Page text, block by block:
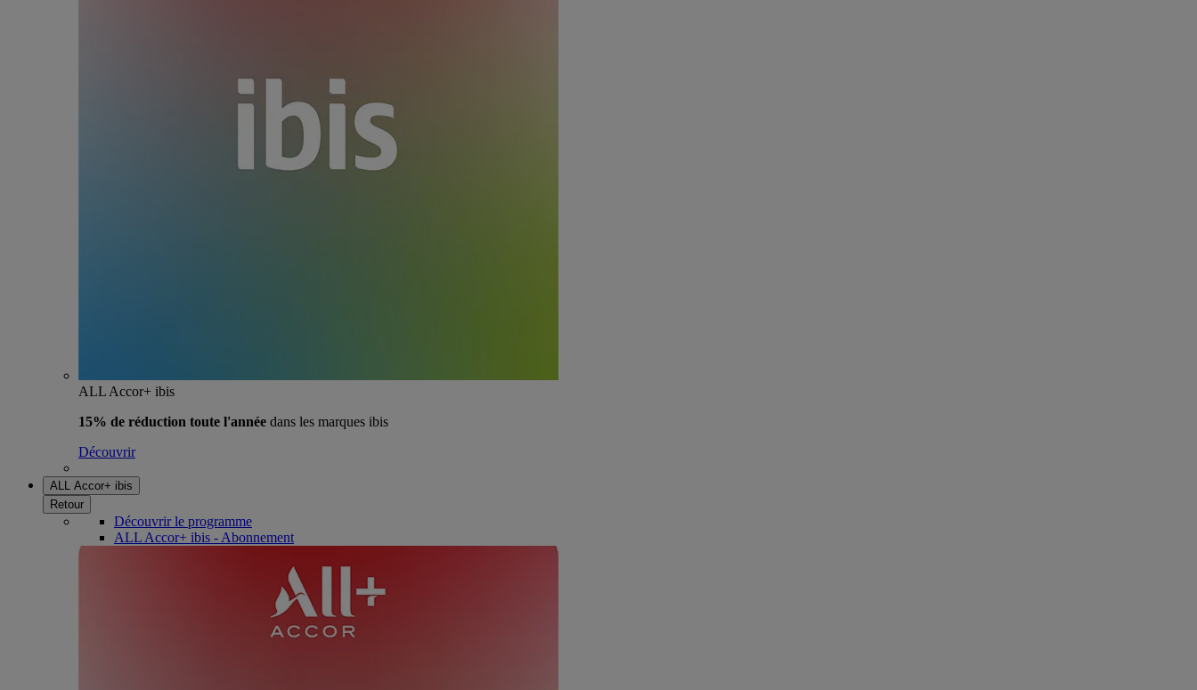
ALL Accor+ ibis
15% de réduction toute l'année dans les marques ibis
Découvrir
ALL Accor+ ibis
Retour
Découvrir le programme
ALL Accor+ ibis - Abonnement